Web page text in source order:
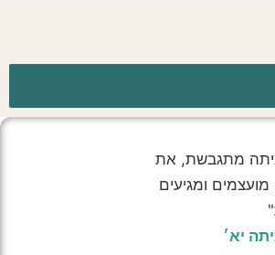
מתגבשת, את
ומגיעים
יא׳